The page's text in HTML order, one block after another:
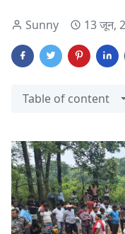
Sunny 13 जून,
Table of content